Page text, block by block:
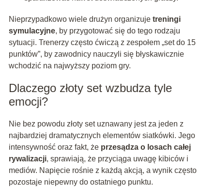
Nieprzypadkowo wiele drużyn organizuje treningi
symulacyjne, by przygotować się do tego rodzaju
sytuacji. Trenerzy często ćwiczą z zespołem „set do 15
punktów”, by zawodnicy nauczyli się błyskawicznie
wchodzić na najwyższy poziom gry.
Dlaczego złoty set wzbudza tyle
emocji?
Nie bez powodu złoty set uznawany jest za jeden z
najbardziej dramatycznych elementów siatkówki. Jego
intensywność oraz fakt, że przesądza o losach całej
rywalizacji, sprawiają, że przyciąga uwagę kibiców i
mediów. Napięcie rośnie z każdą akcją, a wynik często
pozostaje niepewny do ostatniego punktu.